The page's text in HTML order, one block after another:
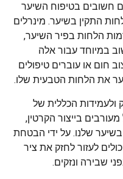
חשובים בטיפוח השיער
התקין בשיער. מינרלים
הלחות בפיר השיער,
במיוחד עבור אלה
חום או עוברים טיפולים
את הלחות הטבעית שלו.
ולעמידות הכללית של
בייצור הקרטין,
שלנו. על ידי הבטחת
לעזור לחזק את ציר
שבירה ונזקים.